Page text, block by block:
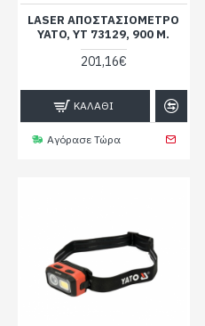
LASER ΑΠΟΣΤΑΣΙΌΜΕΤΡΟ
YATO, YT 73129, 900 Μ.
201,16€
ΚΑΛΆΘΙ
Αγόρασε Τώρα